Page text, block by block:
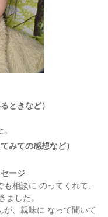
ときなど）
みての感想など）
ージ
相談に のってくれて、
ました。
、親味に なって聞いて